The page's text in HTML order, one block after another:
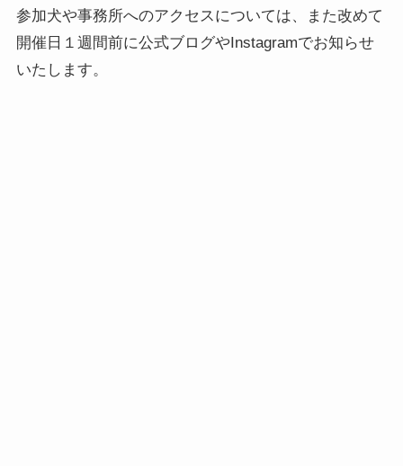
参加犬や事務所へのアクセスについては、また改めて
開催日１週間前に公式ブログやInstagramでお知らせ
いたします。